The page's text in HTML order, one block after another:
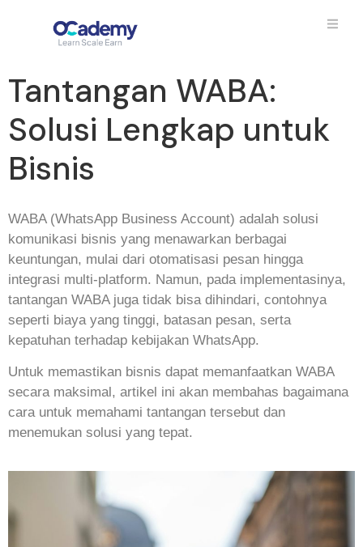
Tantangan WABA:
Solusi Lengkap untuk
Bisnis
WABA (WhatsApp Business Account) adalah solusi
komunikasi bisnis yang menawarkan berbagai
keuntungan, mulai dari otomatisasi pesan hingga
integrasi multi-platform. Namun, pada implementasinya,
tantangan WABA juga tidak bisa dihindari, contohnya
seperti biaya yang tinggi, batasan pesan, serta
kepatuhan terhadap kebijakan WhatsApp.
Untuk memastikan bisnis dapat memanfaatkan WABA
secara maksimal, artikel ini akan membahas bagaimana
cara untuk memahami tantangan tersebut dan
menemukan solusi yang tepat.